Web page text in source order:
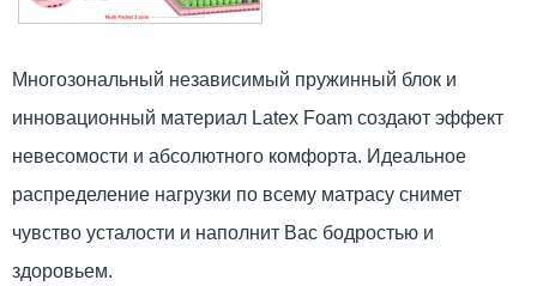
Многозональный независимый пружинный блок и
инновационный материал Latex Foam создают эффект
невесомости и абсолютного комфорта. Идеальное
распределение нагрузки по всему матрасу снимет
чувство усталости и наполнит Вас бодростью и
здоровьем.